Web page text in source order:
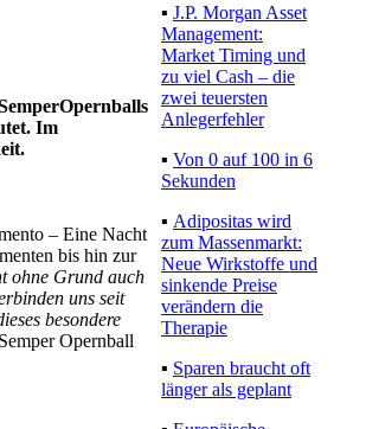
Im
– Eine Nacht
bis hin zur
ohne Grund auch
uns seit
besondere
Opernball
▪ J.P. Morgan Asset
Management:
Market Timing und
zu viel Cash – die
zwei teuersten
Anlegerfehler
▪ Von 0 auf 100 in 6
Sekunden
▪ Adipositas wird
zum Massenmarkt:
Neue Wirkstoffe und
sinkende Preise
verändern die
Therapie
▪ Sparen braucht oft
länger als geplant